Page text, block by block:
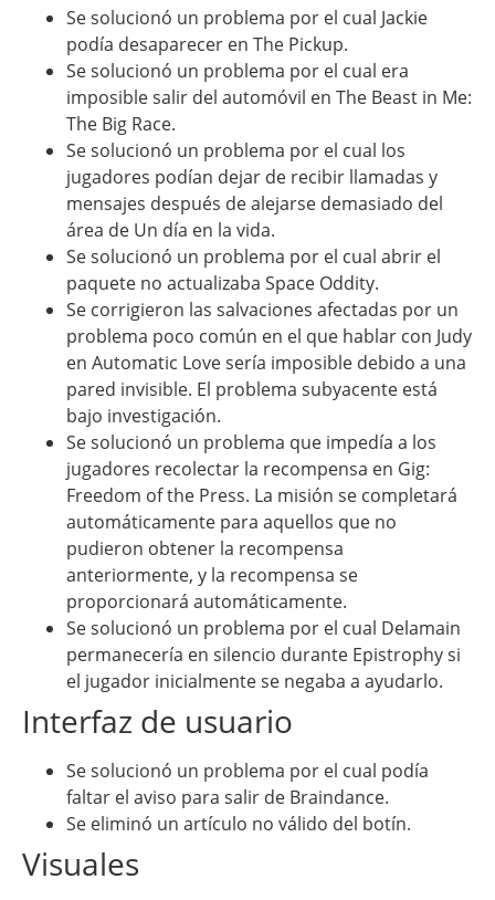
Se solucionó un problema por el cual Jackie
podía desaparecer en The Pickup.
Se solucionó un problema por el cual era
imposible salir del automóvil en The Beast in Me:
The Big Race.
Se solucionó un problema por el cual los
jugadores podían dejar de recibir llamadas y
mensajes después de alejarse demasiado del
área de Un día en la vida.
Se solucionó un problema por el cual abrir el
paquete no actualizaba Space Oddity.
Se corrigieron las salvaciones afectadas por un
problema poco común en el que hablar con Judy
en Automatic Love sería imposible debido a una
pared invisible. El problema subyacente está
bajo investigación.
Se solucionó un problema que impedía a los
jugadores recolectar la recompensa en Gig:
Freedom of the Press. La misión se completará
automáticamente para aquellos que no
pudieron obtener la recompensa
anteriormente, y la recompensa se
proporcionará automáticamente.
Se solucionó un problema por el cual Delamain
permanecería en silencio durante Epistrophy si
el jugador inicialmente se negaba a ayudarlo.
Interfaz de usuario
Se solucionó un problema por el cual podía
faltar el aviso para salir de Braindance.
Se eliminó un artículo no válido del botín.
Visuales